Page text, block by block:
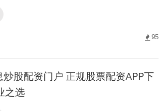
95
炒股配资门户 正规股票配资APP下
之选